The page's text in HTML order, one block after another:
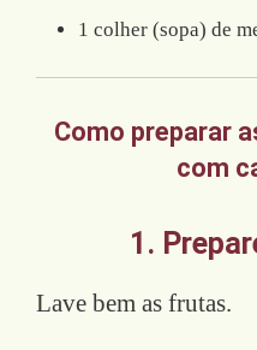
1 colher (sopa) de
Como preparar
com
1.
Lave bem as frutas.